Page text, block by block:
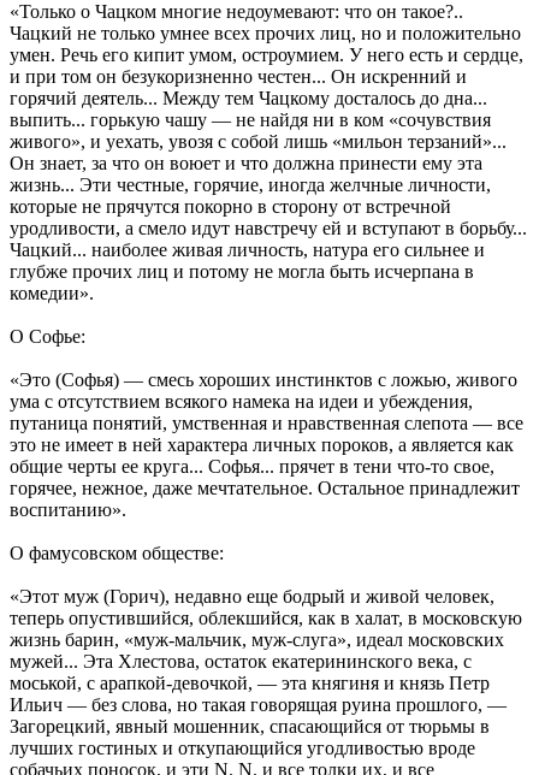
«Только о Чацком многие недоумевают: что он такое?..
Чацкий не только умнее всех прочих лиц, но и положительно
умен. Речь его кипит умом, остроумием. У него есть и сердце,
и при том он безукоризненно честен... Он искренний и
горячий деятель... Между тем Чацкому досталось до дна...
выпить... горькую чашу — не найдя ни в ком «сочувствия
живого», и уехать, увозя с собой лишь «мильон терзаний»...
Он знает, за что он воюет и что должна принести ему эта
жизнь... Эти честные, горячие, иногда желчные личности,
которые не прячутся покорно в сторону от встречной
уродливости, а смело идут навстречу ей и вступают в борьбу...
Чацкий... наиболее живая личность, натура его сильнее и
глубже прочих лиц и потому не могла быть исчерпана в
комедии».
О Софье:
«Это (Софья) — смесь хороших инстинктов с ложью, живого
ума с отсутствием всякого намека на идеи и убеждения,
путаница понятий, умственная и нравственная слепота — все
это не имеет в ней характера личных пороков, а является как
общие черты ее круга... Софья... прячет в тени что-то свое,
горячее, нежное, даже мечтательное. Остальное принадлежит
воспитанию».
О фамусовском обществе:
«Этот муж (Горич), недавно еще бодрый и живой человек,
теперь опустившийся, облекшийся, как в халат, в московскую
жизнь барин, «муж-мальчик, муж-слуга», идеал московских
мужей... Эта Хлестова, остаток екатерининского века, с
моськой, с арапкой-девочкой, — эта княгиня и князь Петр
Ильич — без слова, но такая говорящая руина прошлого, —
Загорецкий, явный мошенник, спасающийся от тюрьмы в
лучших гостиных и откупающийся угодливостью вроде
собачьих поносок, и эти N. N. и все толки их, и все